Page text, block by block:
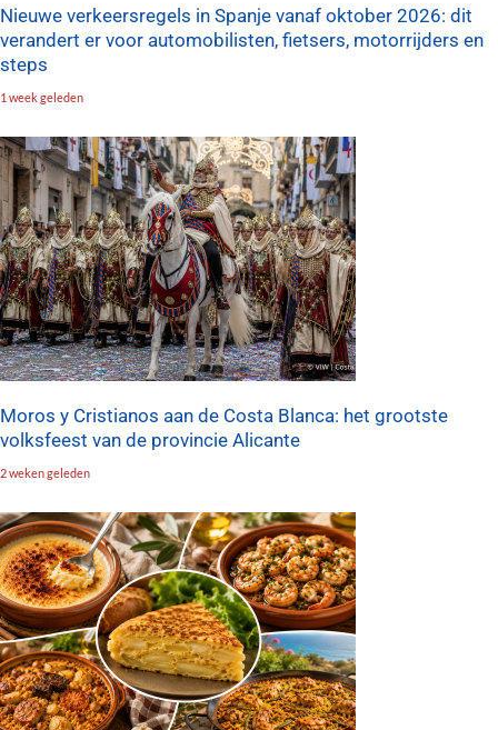
Nieuwe verkeersregels in Spanje vanaf oktober 2026: dit
verandert er voor automobilisten, fietsers, motorrijders en
steps
1 week geleden
Moros y Cristianos aan de Costa Blanca: het grootste
volksfeest van de provincie Alicante
2 weken geleden